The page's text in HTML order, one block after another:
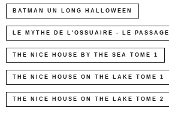
BATMAN UN LONG HALLOWEEN
LE MYTHE DE L'OSSUAIRE - LE PASSAGE
THE NICE HOUSE BY THE SEA TOME 1
THE NICE HOUSE ON THE LAKE TOME 1
THE NICE HOUSE ON THE LAKE TOME 2